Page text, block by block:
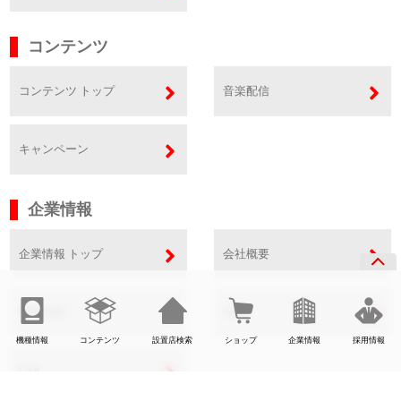
機種情報 コンテンツ 設置店検索 ショップ 企業情報 採用情報
コンテンツ
コンテンツ トップ 音楽配信
キャンペーン
企業情報
企業情報 トップ 会社概要
事業内容 SDGs